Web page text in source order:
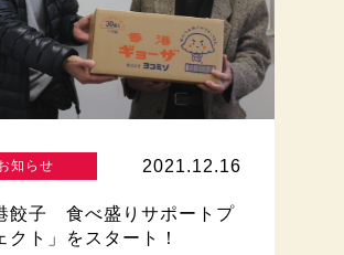
知らせ 2021.12.16
餃子 食べ盛りサポートプ
クト」をスタート！